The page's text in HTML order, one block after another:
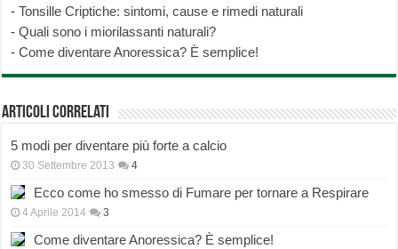
-Tonsille Criptiche: sintomi, cause e rimedi naturali
-Quali sono i miorilassanti naturali?
-Come diventare Anoressica? È semplice!
Articoli correlati
5 modi per diventare più forte a calcio
30 Settembre 2013 4
Ecco come ho smesso di Fumare per tornare a Respirare
4 Aprile 2014 3
Come diventare Anoressica? È semplice!